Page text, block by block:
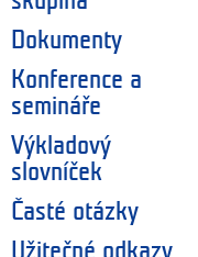
Dokumenty
Konference a
semináře
Výkladový
slovníček
Časté otázky
Užitečné odkazy